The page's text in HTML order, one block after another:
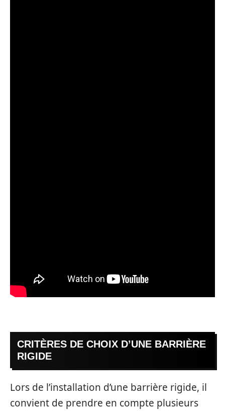
CRITÈRES DE CHOIX D’UNE BARRIÈRE
RIGIDE
Lors de l’installation d’une barrière rigide, il
convient de prendre en compte plusieurs